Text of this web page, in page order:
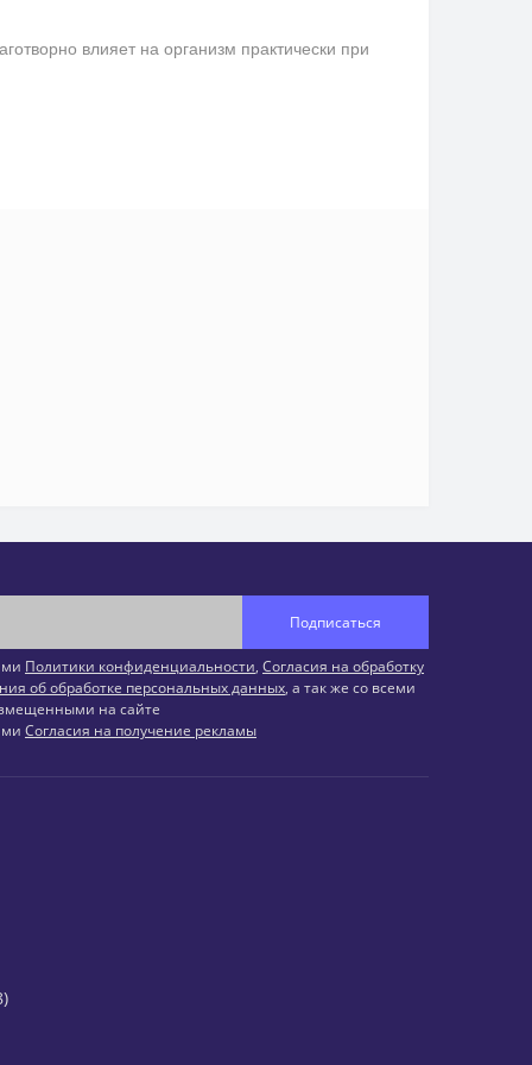
влияет на организм практически при
Подписаться
Политики конфиденциальности, Согласия на обработку
об обработке персональных данных, а так же со всеми
на сайте
Согласия на получение рекламы